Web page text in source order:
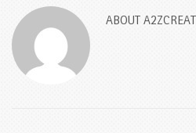
ABOUT A2ZCREAT